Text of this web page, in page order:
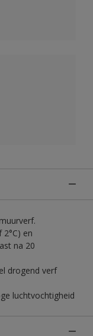
en
na 20
drogend verf
luchtvochtigheid